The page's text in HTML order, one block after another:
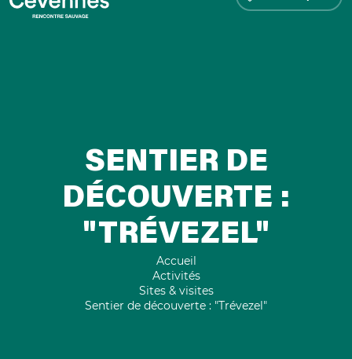
SENTIER DE
DÉCOUVERTE :
"TRÉVEZEL"
Accueil
Activités
Sites & visites
Sentier de découverte : "Trévezel"